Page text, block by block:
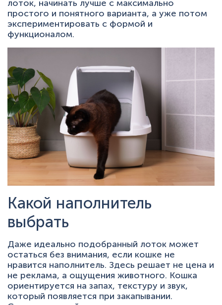
лоток, начинать лучше с максимально
простого и понятного варианта, а уже потом
экспериментировать с формой и
функционалом.
Какой наполнитель
выбрать
Даже идеально подобранный лоток может
остаться без внимания, если кошке не
нравится наполнитель. Здесь решает не цена и
не реклама, а ощущения животного. Кошка
ориентируется на запах, текстуру и звук,
который появляется при закапывании.